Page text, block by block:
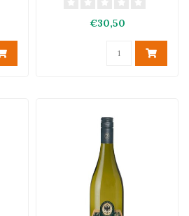
€30,50